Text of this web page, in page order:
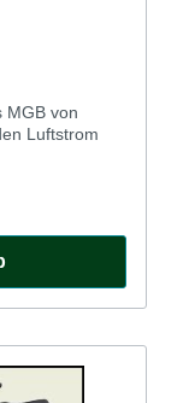
MGB von
Luftstrom